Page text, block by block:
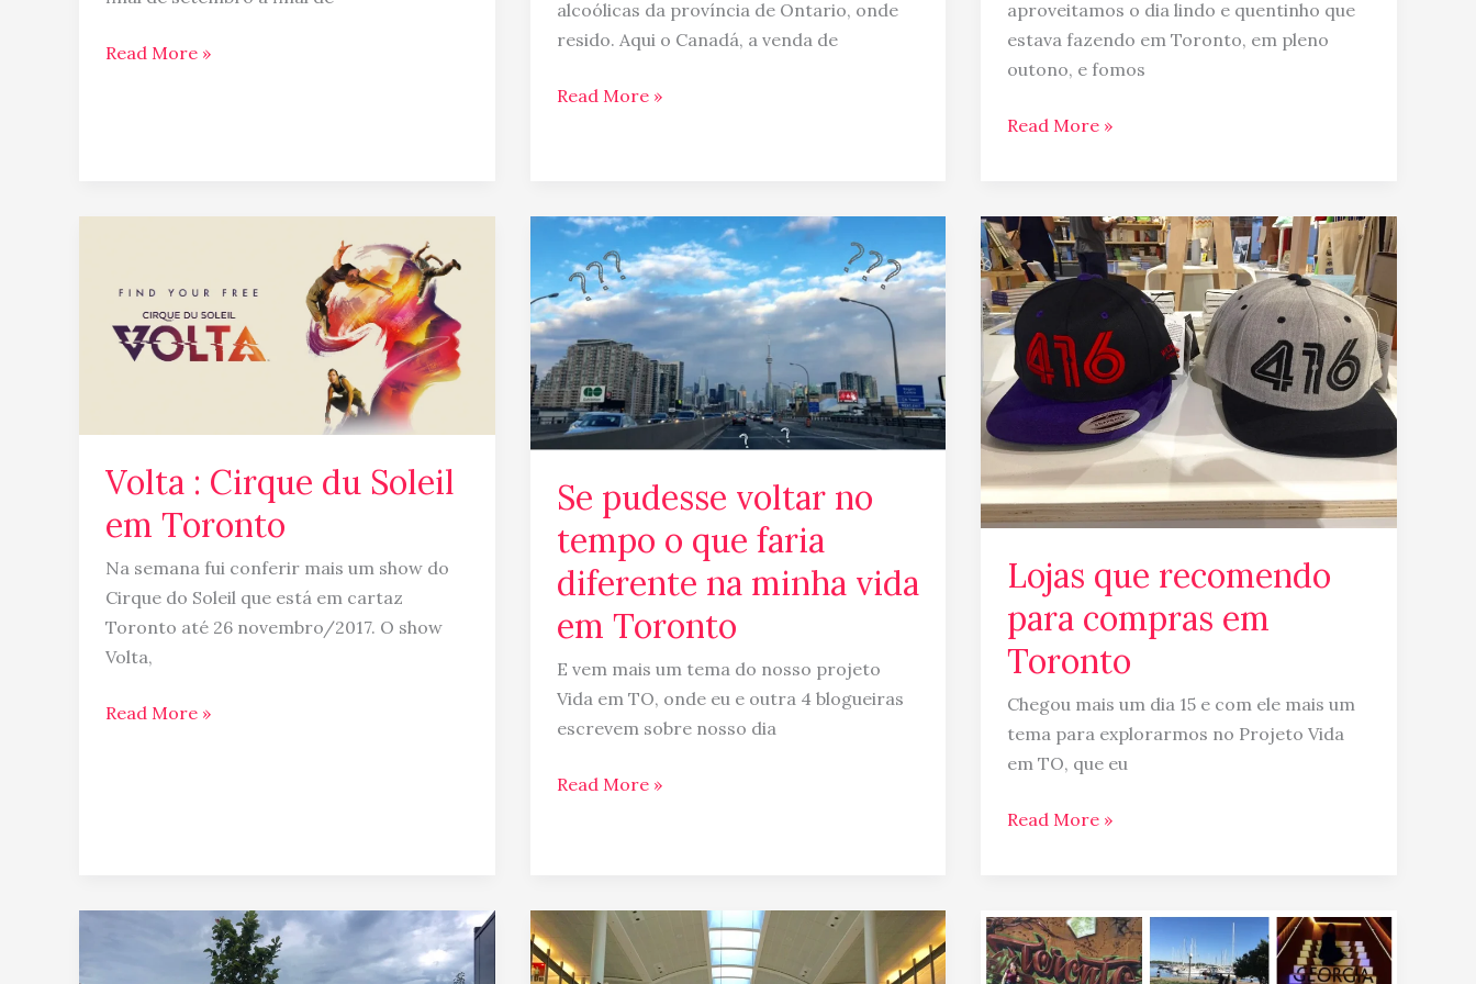
Read More »
alcoólicas da província de Ontario, onde
resido. Aqui o Canadá, a venda de
Read More »
aproveitamos o dia lindo e quentinho que
estava fazendo em Toronto, em pleno
outono, e fomos
Read More »
Volta : Cirque du Soleil
em Toronto
Na semana fui conferir mais um show do
Cirque do Soleil que está em cartaz
Toronto até 26 novembro/2017. O show
Volta,
Cirque
Soleil
Read More »
Se pudesse voltar no
tempo o que faria
diferente na minha vida
em Toronto
E vem mais um tema do nosso projeto
Vida em TO, onde eu e outra 4 blogueiras
escrevem sobre nosso dia
Se
pudesse
voltar
no
tempo
o
que
faria
na
minha
vida
em
Toronto
Read More »
Lojas que recomendo
para compras em
Toronto
Chegou mais um dia 15 e com ele mais um
tema para explorarmos no Projeto Vida
em TO, que eu
Lojas
que
recomendo
para
compras
em
Toronto
Read More »
se
Meus
programas